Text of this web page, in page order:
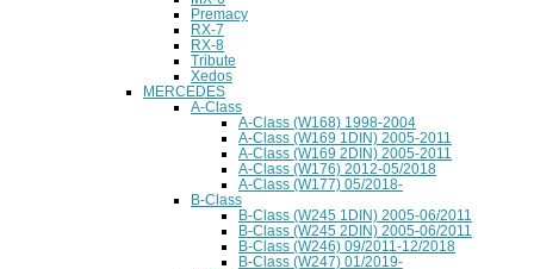
Premacy
RX-7
RX-8
Tribute
Xedos
MERCEDES
A-Class
A-Class (W168) 1998-2004
A-Class (W169 1DIN) 2005-2011
A-Class (W169 2DIN) 2005-2011
A-Class (W176) 2012-05/2018
A-Class (W177) 05/2018-
B-Class
B-Class (W245 1DIN) 2005-06/2011
B-Class (W245 2DIN) 2005-06/2011
B-Class (W246) 09/2011-12/2018
B-Class (W247) 01/2019-